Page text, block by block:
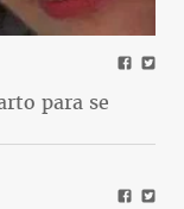
para se